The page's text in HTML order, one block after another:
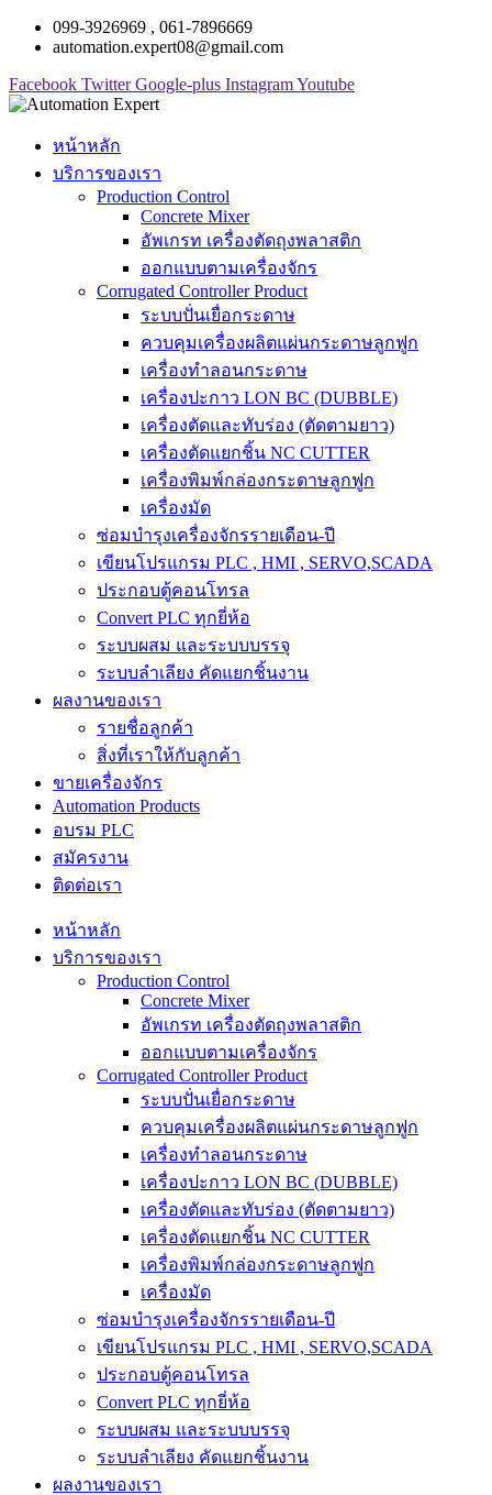
099-3926969 , 061-7896669
automation.expert08@gmail.com
Facebook Twitter Google-plus InstagramYoutube
หน้าหลัก
บริการของเรา
Production Control
Concrete Mixer
อัพเกรท เครื่องตัดถุงพลาสติก
ออกแบบตามเครื่องจักร
Corrugated Controller Product
ระบบปั่นเยื่อกระดาษ
ควบคุมเครื่องผลิตแผ่นกระดาษลูกฟูก
เครื่องทำลอนกระดาษ
เครื่องปะกาว LON BC (DUBBLE)
เครื่องตัดและทับร่อง (ตัดตามยาว)
เครื่องตัดแยกชิ้น NC CUTTER
เครื่องพิมพ์กล่องกระดาษลูกฟูก
เครื่องมัด
ซ่อมบำรุงเครื่องจักรรายเดือน-ปี
เขียนโปรแกรม PLC , HMI , SERVO,SCADA
ประกอบตู้คอนโทรล
Convert PLC ทุกยี่ห้อ
ระบบผสม และระบบบรรจุ
ระบบลำเลียง คัดแยกชิ้นงาน
ผลงานของเรา
รายชื่อลูกค้า
สิ่งที่เราให้กับลูกค้า
ขายเครื่องจักร
Automation Products
อบรม PLC
สมัครงาน
ติดต่อเรา
หน้าหลัก
บริการของเรา
Production Control
Concrete Mixer
อัพเกรท เครื่องตัดถุงพลาสติก
ออกแบบตามเครื่องจักร
Corrugated Controller Product
ระบบปั่นเยื่อกระดาษ
ควบคุมเครื่องผลิตแผ่นกระดาษลูกฟูก
เครื่องทำลอนกระดาษ
เครื่องปะกาว LON BC (DUBBLE)
เครื่องตัดและทับร่อง (ตัดตามยาว)
เครื่องตัดแยกชิ้น NC CUTTER
เครื่องพิมพ์กล่องกระดาษลูกฟูก
เครื่องมัด
ซ่อมบำรุงเครื่องจักรรายเดือน-ปี
เขียนโปรแกรม PLC , HMI , SERVO,SCADA
ประกอบตู้คอนโทรล
Convert PLC ทุกยี่ห้อ
ระบบผสม และระบบบรรจุ
ระบบลำเลียง คัดแยกชิ้นงาน
ผลงานของเรา